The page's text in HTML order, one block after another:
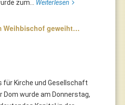
zum... Weiterlesen
Weihbischof geweiht…
für Kirche und Gesellschaft
Dom wurde am Donnerstag,